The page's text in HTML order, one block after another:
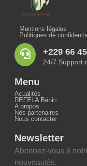
Mentions légales
Politiques de
+229 66
24/7 Support
Menu
Acualités
REFELA Bénin
A propos
Nos partenaires
Nous contacter
Newsletter
Abonnez-vous à
nouveautés.